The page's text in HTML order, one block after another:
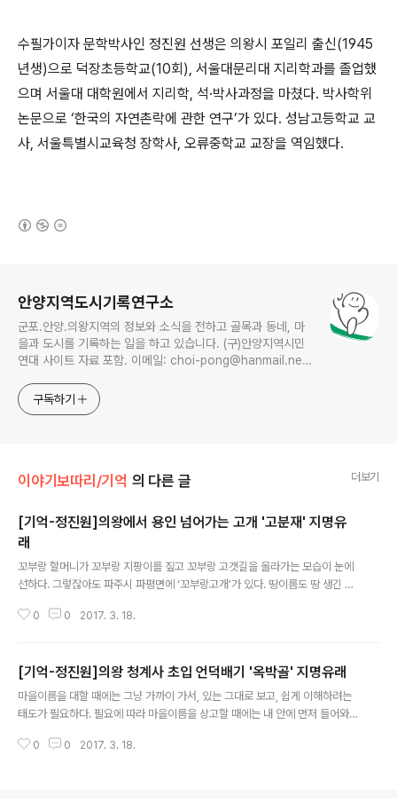
수필가이자 문학박사인 정진원 선생은 의왕시 포일리 출신(1945
년생)으로 덕장초등학교(10회), 서울대문리대 지리학과를 졸업했
으며 서울대 대학원에서 지리학, 석·박사과정을 마쳤다. 박사학위
논문으로 ‘한국의 자연촌락에 관한 연구’가 있다. 성남고등학교 교
사, 서울특별시교육청 장학사, 오류중학교 교장을 역임했다.
안양지역도시기록연구소
군포.안양.의왕지역의 정보와 소식을 전하고 골목과 동네, 마
을과 도시를 기록하는 일을 하고 있습니다. (구)안양지역시민
연대 사이트 자료 포함. 이메일: choi-pong@hanmail.net
구독하기
이야기보따리/기억 의 다른 글 더보기
[기억-정진원]의왕에서 용인 넘어가는 고개 '고분재' 지명유
래
꼬부랑 할머니가 꼬부랑 지팡이를 짚고 꼬부랑 고갯길을 올라가는 모습이 눈에
선하다. 그렇잖아도 파주시 파평면에 ‘꼬부랑고개’가 있다. 땅이름도 땅 생긴 모
많다. 고개가 어떻게든지 고부라져 있으므로 고개가 되었을 것이므로 곱은 고개
는 고개가 고분재이다. 고분재 고개 밑에 있다 하여 고분재란 마을이 고기동에
있다. 용인시 처인구 이동면에 아흔아홉 구비의 고개라 해서 아흔아홉고개, 보
령시 미산면에 아홉사리고개, 강화군 양도면에 고분개(논), 용인시 기흥구 보정
0 0 2017. 3. 18.
[기억-정진원]의왕 청계사 초입 언덕배기 '옥박골' 지명유래
마을이름을 대할 때에는 그냥 가까이 가서, 있는 그대로 보고, 쉽게 이해하려는
태도가 필요하다. 필요에 따라 마을이름을 상고할 때에는 내 안에 먼저 들어와
효하다고 생각한다. 버려야 할 것 가운데 우선은 ‘한자(漢字)’의 우상이고, ‘한자
0 0 2017. 3. 18.